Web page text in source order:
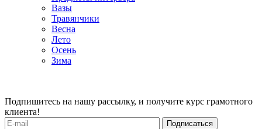
Вазы
Травянчики
Весна
Лето
Осень
Зима
Подпишитесь на нашу рассылку, и получите курс грамотного
клиента!